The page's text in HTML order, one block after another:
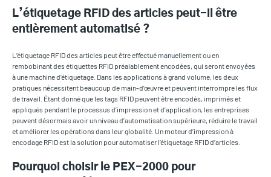
L’étiquetage RFID des articles peut-il être
entièrement automatisé ?
L’étiquetage RFID des articles peut être effectué manuellement ou en
rembobinant des étiquettes RFID préalablement encodées, qui seront envoyées
à une machine d’étiquetage. Dans les applications à grand volume, les deux
pratiques nécessitent beaucoup de main-d’œuvre et peuvent interrompre les flux
de travail. Étant donné que les tags RFID peuvent être encodés, imprimés et
appliqués pendant le processus d’impression et d’application, les entreprises
peuvent désormais avoir un niveau d’automatisation supérieure, réduire le travail
et améliorer les opérations dans leur globalité. Un moteur d’impression à
encodage RFID est la solution pour automatiser l’étiquetage RFID d’articles.
Pourquoi choisir le PEX-2000 pour